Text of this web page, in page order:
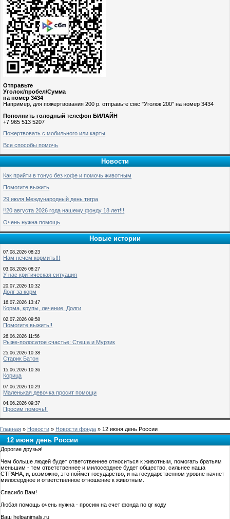
Отправьте
Уголок/пробел/Сумма
на номер 3434
Например, для пожертвования 200 р. отправьте смс "Уголок 200" на номер 3434
Пополнить голодный телефон БИЛАЙН
+7 965 513 5207
Пожертвовать с мобильного или карты
Все способы помочь
Новости
Как прийти в тонус без кофе и помочь животным
Помогите выжить
29 июля Международный день тигра
‼️20 августа 2026 года нашему фонду 18 лет!!!
Очень нужна помощь
Новые истории
07.08.2026 08:23
Нам нечем кормить!!!
03.08.2026 08:27
У нас критическая ситуация
20.07.2026 10:32
Долг за корм
16.07.2026 13:47
Корма, крупы, лечение. Долги
02.07.2026 09:58
Помогите выжить!!
26.06.2026 11:56
Рыже-полосатое счастье: Стеша и Мурзик
25.06.2026 10:38
Старик Батон
15.06.2026 10:36
Корица
07.06.2026 10:29
Маленькая девочка просит помощи
04.06.2026 09:37
Просим помочь!!
Главная » Новости » Новости фонда » 12 июня день России
12 июня день России
Дорогие друзья!
Чем больше людей будет ответственнее относиться к животным, помогать братьям
меньшим - тем ответственнее и милосерднее будет общество, сильнее наша
СТРАНА, и, возможно, это поймет государство, и на государственном уровне начнет
милосердное и ответственное отношение к животным.
Спасибо Вам!
Любая помощь очень нужна - просим на счет фонда по qr коду
Ваш helpanimals.ru